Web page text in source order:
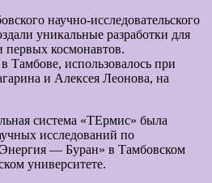
научно-исследовательского
уникальные разработки для
первых космонавтов.
Тамбове, использовалось при
и Алексея Леонова, на
система «ТЕрмис» была
исследований по
— Буран» в Тамбовском
университете.